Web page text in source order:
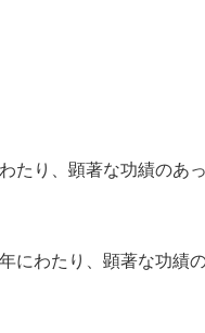
」 ６件（
、顕著な功績のあっ
彰」 54件（
たり、顕著な功績の
彰」 50件（